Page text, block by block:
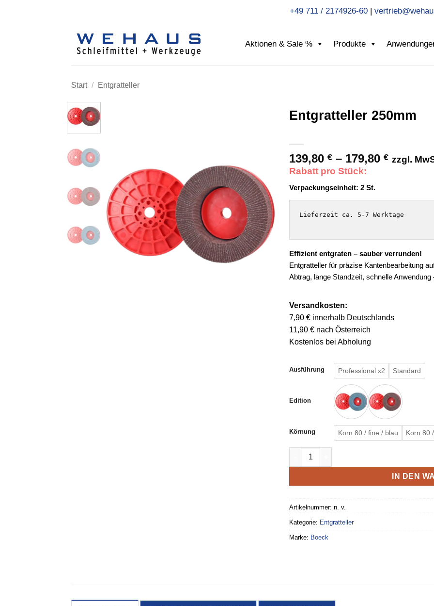
+49 711 / 2174926-60|
Aktionen & Sale % Produkte
Start / Entgratteller
Entgratteller 250mm
139,80 € – 179,80 € zzgl.
Rabatt pro Stück:
Verpackungseinheit: 2 St.
Lieferzeit ca. 5-7 Werktage
Effizient entgraten – sauber verrunden!
Entgratteller für präzise Kantenbearbeitung
Abtrag, lange Standzeit, schnelle
Versandkosten:
7,90 € innerhalb Deutschlands
11,90 € nach Österreich
Kostenlos bei Abholung
Ausführung Professional x2 Standard
Edition
Körnung Korn 80 / fine / blau Korn 80
Entgratteller 250mm Menge
IN DEN
Artikelnummer: n. v.
Kategorie: Entgratteller
Marke: Boeck